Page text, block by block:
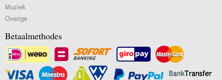
Muziek
Overige
Betaalmethodes